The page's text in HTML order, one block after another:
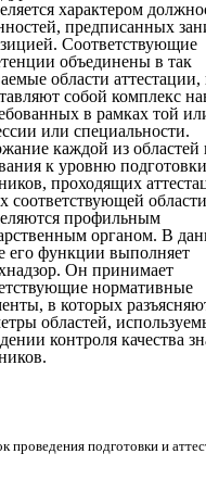
характером
предписанных
Соответствующие
объединены в так
области аттестации,
собой комплекс
в рамках той
или специальности.
каждой из областей
к уровню подготовки
проходящих
соответствующей
профильным
органом. В
его функции выполняет
Он принимает
нормативные
в которых
областей,
контроля качества
проведения подготовки и